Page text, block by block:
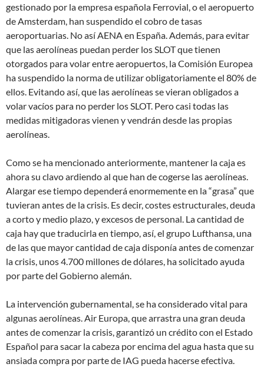
gestionado por la empresa española Ferrovial, o el aeropuerto
de Amsterdam, han suspendido el cobro de tasas
aeroportuarias. No así AENA en España. Además, para evitar
que las aerolíneas puedan perder los SLOT que tienen
otorgados para volar entre aeropuertos, la Comisión Europea
ha suspendido la norma de utilizar obligatoriamente el 80% de
ellos. Evitando así, que las aerolíneas se vieran obligados a
volar vacíos para no perder los SLOT. Pero casi todas las
medidas mitigadoras vienen y vendrán desde las propias
aerolíneas.
Como se ha mencionado anteriormente, mantener la caja es
ahora su clavo ardiendo al que han de cogerse las aerolíneas.
Alargar ese tiempo dependerá enormemente en la “grasa” que
tuvieran antes de la crisis. Es decir, costes estructurales, deuda
a corto y medio plazo, y excesos de personal. La cantidad de
caja hay que traducirla en tiempo, así, el grupo Lufthansa, una
de las que mayor cantidad de caja disponía antes de comenzar
la crisis, unos 4.700 millones de dólares, ha solicitado ayuda
por parte del Gobierno alemán.
La intervención gubernamental, se ha considerado vital para
algunas aerolíneas. Air Europa, que arrastra una gran deuda
antes de comenzar la crisis, garantizó un crédito con el Estado
Español para sacar la cabeza por encima del agua hasta que su
ansiada compra por parte de IAG pueda hacerse efectiva.